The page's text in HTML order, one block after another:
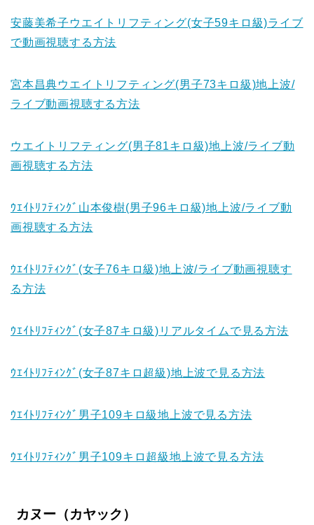
安藤美希子ウエイトリフティング(女子59キロ級)ライブ
で動画視聴する方法
宮本昌典ウエイトリフティング(男子73キロ級)地上波/
ライブ動画視聴する方法
ウエイトリフティング(男子81キロ級)地上波/ライブ動
画視聴する方法
ｳｴｲﾄﾘﾌﾃｨﾝｸﾞ山本俊樹(男子96キロ級)地上波/ライブ動
画視聴する方法
ｳｴｲﾄﾘﾌﾃｨﾝｸﾞ(女子76キロ級)地上波/ライブ動画視聴す
る方法
ｳｴｲﾄﾘﾌﾃｨﾝｸﾞ(女子87キロ級)リアルタイムで見る方法
ｳｴｲﾄﾘﾌﾃｨﾝｸﾞ(女子87キロ超級)地上波で見る方法
ｳｴｲﾄﾘﾌﾃｨﾝｸﾞ男子109キロ級地上波で見る方法
ｳｴｲﾄﾘﾌﾃｨﾝｸﾞ男子109キロ超級地上波で見る方法
カヌー（カヤック）